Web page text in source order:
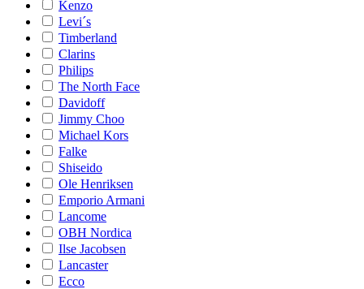
Kenzo
Levi´s
Timberland
Clarins
Philips
The North Face
Davidoff
Jimmy Choo
Michael Kors
Falke
Shiseido
Ole Henriksen
Emporio Armani
Lancome
OBH Nordica
Ilse Jacobsen
Lancaster
Ecco